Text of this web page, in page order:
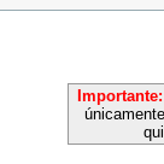
Importante: